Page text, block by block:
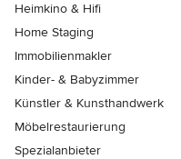
Heimkino & Hifi
Home Staging
Immobilienmakler
Kinder- & Babyzimmer
Künstler & Kunsthandwerk
Möbelrestaurierung
Spezialanbieter